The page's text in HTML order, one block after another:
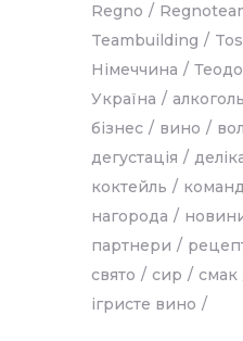
Regno
Teambuilding
Німеччина
Україна
алкоголь
бізнес
вино
дегустація
коктейль
нагорода
партнери
свято
сир смак
ігристе вино